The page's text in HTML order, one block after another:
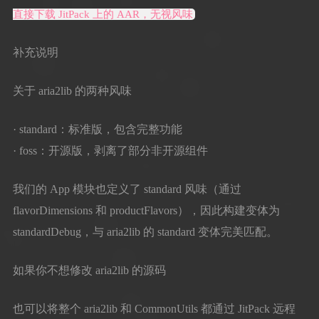
直接下载 JitPack 上的 AAR，无视风味
补充说明
关于 aria2lib 的两种风味
· standard：标准版，包含完整功能
· foss：开源版，剥离了部分非开源组件
我们的 App 模块也定义了 standard 风味（通过
flavorDimensions 和 productFlavors），因此构建变体为
standardDebug，与 aria2lib 的 standard 变体完美匹配。
如果你不想修改 aria2lib 的源码
也可以将整个 aria2lib 和 CommonUtils 都通过 JitPack 远程